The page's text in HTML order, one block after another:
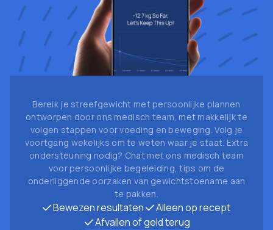
Bereik je streefgewicht met persoonlijke plannen
ontworpen door ons medisch team, met makkelijk te
volgen stappen voor voeding en beweging. Volg je
voortgang wekelijks om te weten waar je staat. Extra
ondersteuning nodig? Chat met ons medisch team
voor persoonlijke begeleiding, tips om de
onderliggende oorzaken van gewichtstoename aan
te pakken.
Bewezen resultaten
Alleen op recept
Afvallen of geld terug